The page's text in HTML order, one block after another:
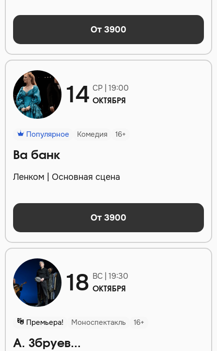
От 3900
14 СР | 19:00
ОКТЯБРЯ
Популярное Комедия 16+
Ва банк
Ленком | Основная сцена
От 3900
18 ВС | 19:30
ОКТЯБРЯ
Премьера! Моноспектакль 16+
А. Збруев...